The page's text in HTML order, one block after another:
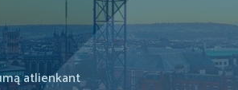
atlienkant